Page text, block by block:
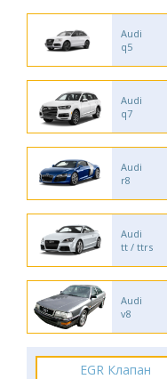
Audi
q5
Audi
q7
Audi
r8
Audi
tt / ttrs
Audi
v8
EGR Клапан